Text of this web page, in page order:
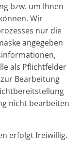
bzw. um Ihnen
Wir
nur die
angegeben
als Pflichtfelder
Bearbeitung
nicht bearbeiten
erfolgt freiwillig.